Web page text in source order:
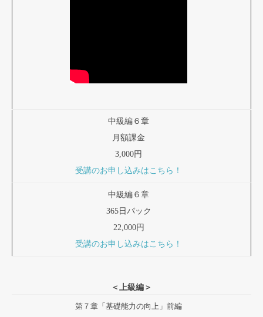
中級編６章
月額課金
3,000円
受講のお申し込みはこちら！
中級編６章
365日パック
22,000円
受講のお申し込みはこちら！
＜上級編＞
第７章「基礎能力の向上」前編